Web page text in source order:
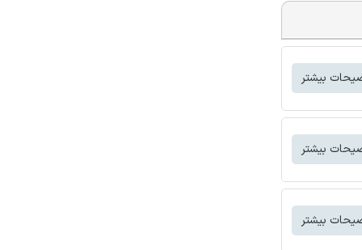
بیشتر
بیشتر
بیشتر